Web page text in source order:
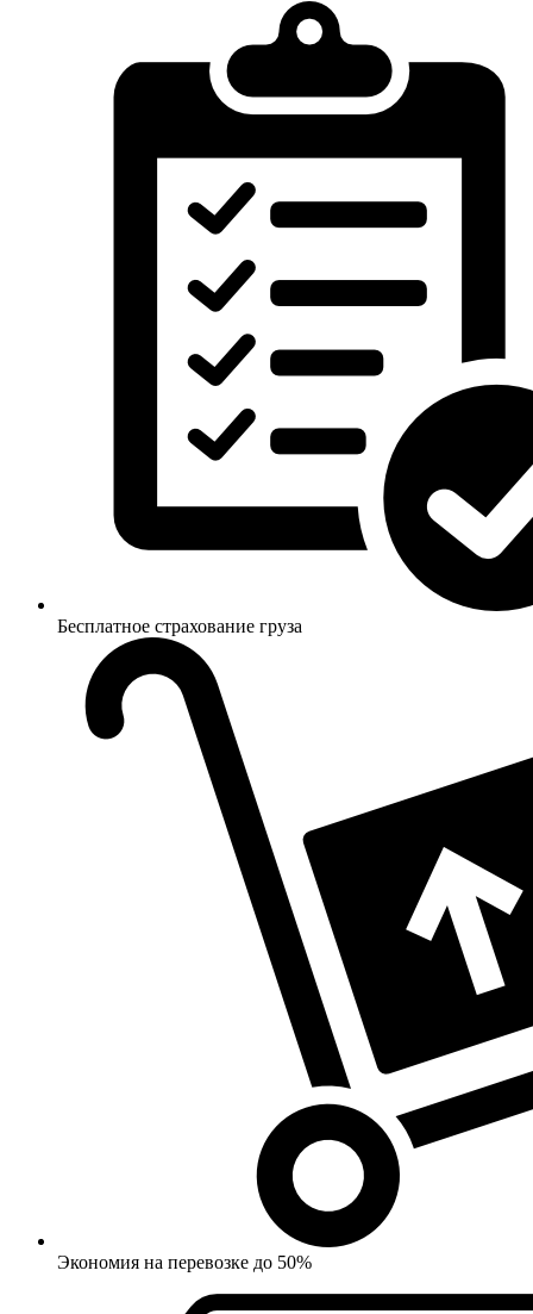
Бесплатное страхование груза
Экономия на перевозке до 50%